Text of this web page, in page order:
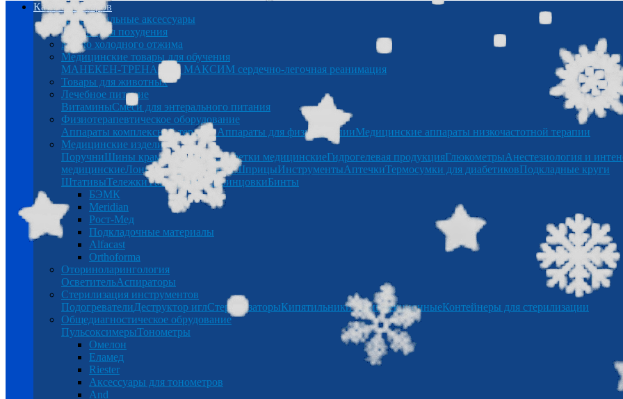
Каталог товаров
Автомобильные аксессуары
Товары для похудения
Масло холодного отжима
Медицинские товары для обучения
МАНЕКЕН-ТРЕНАЖЕР МАКСИМ сердечно-легочная реанимация
Товары для животных
Лечебное питание
ВитаминыСмеси для энтерального питания
Физиотерапевтическое оборудование
Аппараты комплексной терапииАппараты для физиотерапииМедицинские аппараты низкочастотной терапии
Медицинские изделия
ПоручниШины крамера Беруши Салфетки медицинскиеГидрогелевая продукцияГлюкометрыАнестезиология и
медицинскиеЛонгетыХалаты БинтыШприцыИнструментыАптечкиТермосумки для диабетиковПодкладные круги
ШтативыТележкиТаблетницы СпринцовкиБинты
БЭМК
Meridian
Рост-Мед
Подкладочные материалы
Alfacast
Orthoforma
Оториноларингология
ОсветительАспираторы
Стерилизация инструментов
ПодогревателиДеструктор иглСтерилизаторыКипятильники дезинфекционныеКонтейнеры для стерилизации
Общедиагностическое обрудование
ПульсоксимерыТонометры
Омелон
Еламед
Riester
Аксессуары для тонометров
And